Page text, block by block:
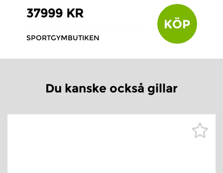
37999 KR
SPORTGYMBUTIKEN
KÖP
Du kanske också gillar